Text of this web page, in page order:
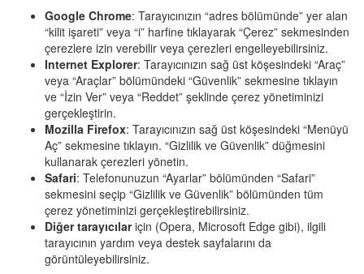
Google Chrome: Tarayıcınızın “adres bölümünde” yer alan
“kilit işareti” veya “i” harfine tıklayarak “Çerez” sekmesinden
çerezlere izin verebilir veya çerezleri engelleyebilirsiniz.
Internet Explorer: Tarayıcınızın sağ üst köşesindeki “Araç”
veya “Araçlar” bölümündeki “Güvenlik” sekmesine tıklayın
ve “İzin Ver” veya “Reddet” şeklinde çerez yönetiminizi
gerçekleştirin.
Mozilla Firefox: Tarayıcınızın sağ üst köşesindeki “Menüyü
Aç” sekmesine tıklayın. “Gizlilik ve Güvenlik” düğmesini
kullanarak çerezleri yönetin.
Safari: Telefonunuzun “Ayarlar” bölümünden “Safari”
sekmesini seçip “Gizlilik ve Güvenlik” bölümünden tüm
çerez yönetiminizi gerçekleştirebilirsiniz.
Diğer tarayıcılariçin (Opera, Microsoft Edge gibi), ilgili
tarayıcının yardım veya destek sayfalarını da
görüntüleyebilirsiniz.